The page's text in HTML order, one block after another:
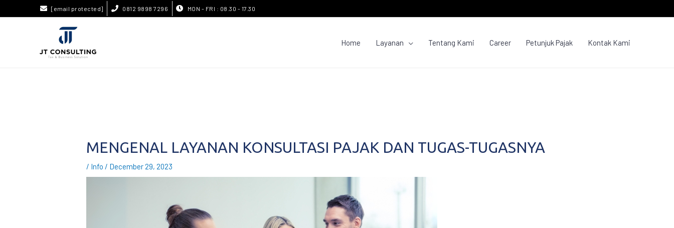
[email protected] 0812 9898 7296 MON - FRI : 08.30 - 17.30
Home Layanan Tentang Kami Career Petunjuk Pajak Kontak Kami
MENGENAL LAYANAN KONSULTASI PAJAK DAN TUGAS-TUGASNYA
/ Info / December 29, 2023